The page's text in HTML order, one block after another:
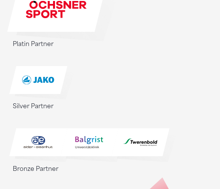
Platin Partner
Silver Partner
Bronze Partner